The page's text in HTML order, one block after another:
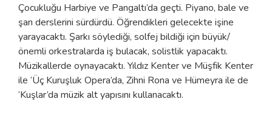
Çocukluğu Harbiye ve Pangaltı’da geçti. Piyano, bale ve
şan derslerini sürdürdü. Öğrendikleri gelecekte işine
yarayacaktı. Şarkı söylediği, solfej bildiği için büyük/
önemli orkestralarda iş bulacak, solistlik yapacaktı.
Müzikallerde oynayacaktı. Yıldız Kenter ve Müşfik Kenter
ile ‘Üç Kuruşluk Opera’da, Zihni Rona ve Hümeyra ile de
‘Kuşlar’da müzik alt yapısını kullanacaktı.